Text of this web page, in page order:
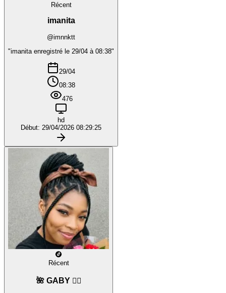
Récent
imanita
@imnnktt
"imanita enregistré le 29/04 à 08:38"
29/04
08:38
476
hd
Début: 29/04/2026 08:29:25
Récent
🌺 GABY ❤️‍🔥